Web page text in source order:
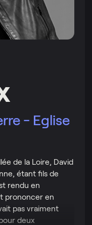
- Eglise
de la Loire, David
étant fils de
rendu en
prononcer en
pas vraiment
deux